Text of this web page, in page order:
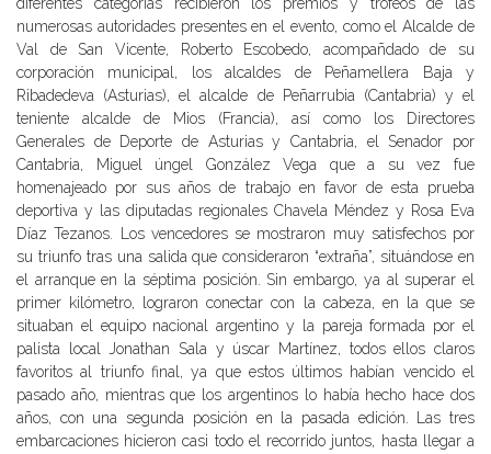
numerosas autoridades presentes en el evento, como el Alcalde de
Val de San Vicente, Roberto Escobedo, acompañdado de su
corporación municipal, los alcaldes de Peñamellera Baja y
Ribadedeva (Asturias), el alcalde de Peñarrubia (Cantabria) y el
teniente alcalde de Mios (Francia), así como los Directores
Generales de Deporte de Asturias y Cantabria, el Senador por
Cantabria, Miguel úngel González Vega que a su vez fue
homenajeado por sus años de trabajo en favor de esta prueba
deportiva y las diputadas regionales Chavela Méndez y Rosa Eva
Díaz Tezanos. Los vencedores se mostraron muy satisfechos por
su triunfo tras una salida que consideraron “extraña”, situándose en
el arranque en la séptima posición. Sin embargo, ya al superar el
primer kilómetro, lograron conectar con la cabeza, en la que se
situaban el equipo nacional argentino y la pareja formada por el
palista local Jonathan Sala y úscar Martínez, todos ellos claros
favoritos al triunfo final, ya que estos últimos habían vencido el
pasado año, mientras que los argentinos lo había hecho hace dos
años, con una segunda posición en la pasada edición. Las tres
embarcaciones hicieron casi todo el recorrido juntos, hasta llegar a